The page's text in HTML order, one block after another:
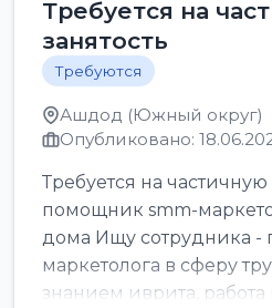
Требуется на
занятость
Требуются
Ашдод (Южный округ)
Опубликовано:
Требуется на частичную
помощник smm-
дома Ищу сотрудника -
маркетолога в сферу
знанием иврита, работа